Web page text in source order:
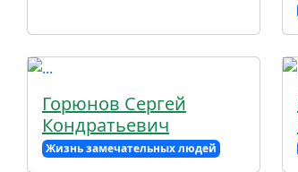
Горюнов Сергей
Кондратьевич
Жизнь замечательных людей